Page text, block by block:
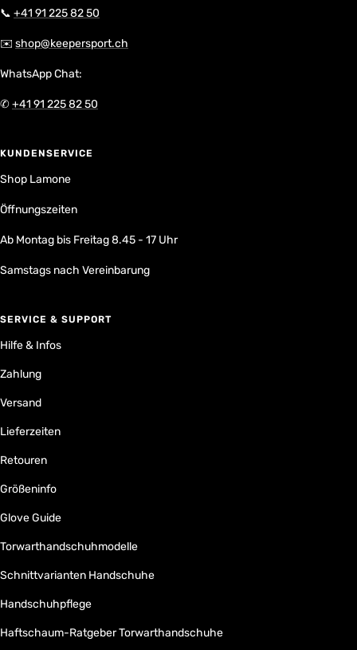
📞 +41 91 225 82 50
✉️ shop@keepersport.ch
WhatsApp Chat:
✆+41 91 225 82 50
KUNDENSERVICE
Shop Lamone
Öffnungszeiten
Ab Montag bis Freitag 8.45 - 17 Uhr
Samstags nach Vereinbarung
SERVICE & SUPPORT
Hilfe & Infos
Zahlung
Versand
Lieferzeiten
Retouren
Größeninfo
Glove Guide
Torwarthandschuhmodelle
Schnittvarianten Handschuhe
Handschuhpflege
Haftschaum-Ratgeber Torwarthandschuhe